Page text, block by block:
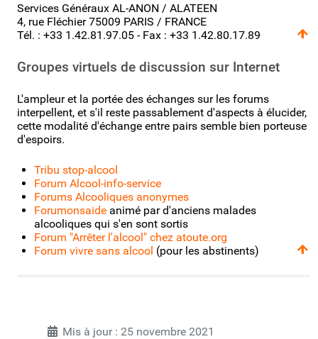
Services Généraux AL-ANON / ALATEEN
4, rue Fléchier 75009 PARIS / FRANCE
Tél. : +33 1.42.81.97.05 - Fax : +33 1.42.80.17.89
Groupes virtuels de discussion sur Internet
L'ampleur et la portée des échanges sur les forums
interpellent, et s'il reste passablement d'aspects à élucider,
cette modalité d'échange entre pairs semble bien porteuse
d'espoirs.
Tribu stop-alcool
Forum Alcool-info-service
Forums Alcooliques anonymes
Forumonsaide animé par d'anciens malades
alcooliques qui s'en sont sortis
Forum "Arrêter l'alcool" chez atoute.org
Forum vivre sans alcool (pour les abstinents)
Mis à jour : 25 novembre 2021